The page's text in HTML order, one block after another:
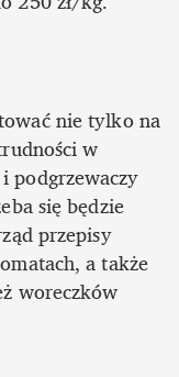
nie tylko na
w
podgrzewaczy
się będzie
przepisy
a także
woreczków